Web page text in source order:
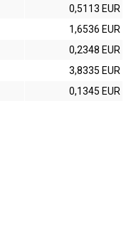
0,5113 EUR
1,6536 EUR
0,2348 EUR
3,8335 EUR
0,1345 EUR